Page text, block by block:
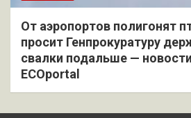
От аэропортов полигонят
просит Генпрокуратуру
свалки подальше —
ECOportal